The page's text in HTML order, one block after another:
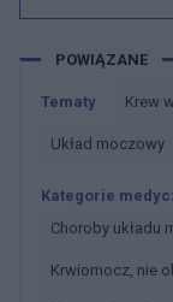
POWIĄZANE
Tematy Krew
Układ moczowy
Kategorie
Choroby
Krwiomocz, nie